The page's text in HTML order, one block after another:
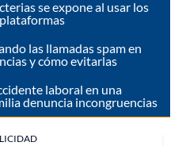
se expone al usar los
las llamadas spam en
y cómo evitarlas
laboral en una
denuncia incongruencias